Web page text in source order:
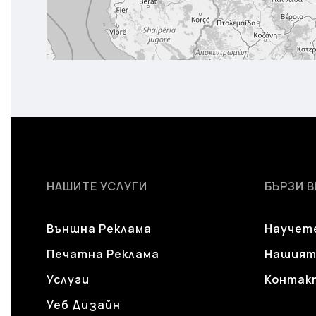
НАШИТЕ УСЛУГИ
Външна Реклама
Печатна Реклама
Услуги
Уеб Дизайн
БЪРЗИ